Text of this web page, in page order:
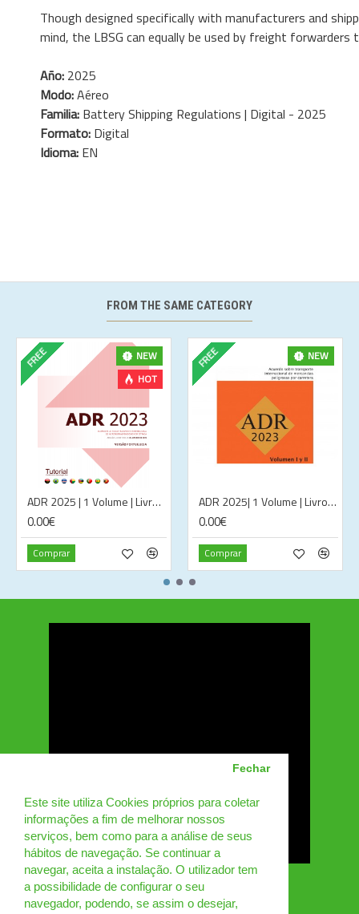
Este site utiliza Cookies próprios para coletar
informações a fim de melhorar nossos
serviços, bem como para a análise de seus
hábitos de navegação. Se continuar a
navegar, aceita a instalação. O utilizador tem
a possibilidade de configurar o seu
navegador, podendo, se assim o desejar,
Fechar
Though designed specifically with manufacturers and
mind, the LBSG can equally be used by freight
Año: 2025
Modo:Aéreo
Familia: Battery Shipping Regulations | Digital - 2025
Formato: Digital
Idioma: EN
FROM THE SAME CATEGORY
NEW
HOT
FREE
ADR 2025 | 1 Volume | Livro | 2025 | Português - PREÇO SOB CONSULTA
0.00€
Comprar
NEW
FREE
ADR 2025| 1 Volume | Livro | 2025 | Inglês - PREÇO SOB CONSULTA
0.00€
Comprar